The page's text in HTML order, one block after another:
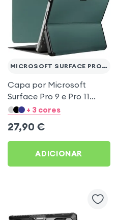
MICROSOFT SURFACE PRO 9 E 11
Capa por Microsoft
Surface Pro 9 e Pro 11
Suporte da válvula de
+ 3 cores
27,90 €
ADICIONAR